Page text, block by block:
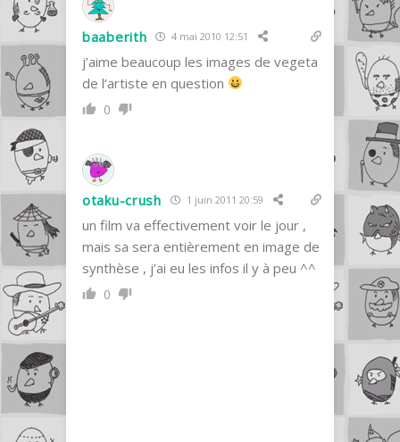
baaberith 4 mai 2010 12:51
j’aime beaucoup les images de vegeta
de l’artiste en question
0
otaku-crush 1 juin 2011 20:59
un film va effectivement voir le jour ,
mais sa sera entièrement en image de
synthèse , j’ai eu les infos il y à peu ^^
0